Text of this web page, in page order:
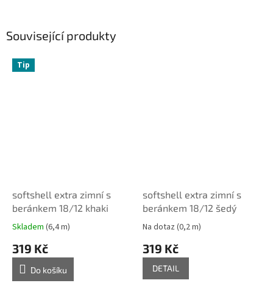
Související produkty
Tip
softshell extra zimní s
beránkem 18/12 khaki
Skladem (6,4 m)
319 Kč
Do košíku
softshell extra zimní s
beránkem 18/12 šedý
Na dotaz (0,2 m)
319 Kč
DETAIL